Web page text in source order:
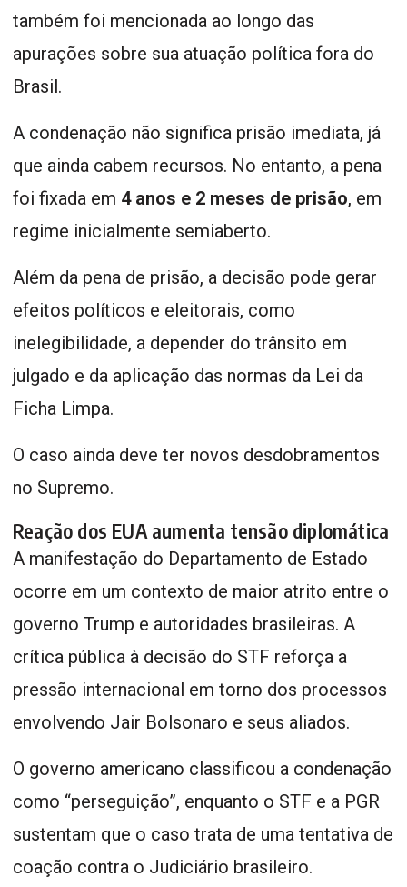
também foi mencionada ao longo das
apurações sobre sua atuação política fora do
Brasil.
A condenação não significa prisão imediata, já
que ainda cabem recursos. No entanto, a pena
foi fixada em 4 anos e 2 meses de prisão, em
regime inicialmente semiaberto.
Além da pena de prisão, a decisão pode gerar
efeitos políticos e eleitorais, como
inelegibilidade, a depender do trânsito em
julgado e da aplicação das normas da Lei da
Ficha Limpa.
O caso ainda deve ter novos desdobramentos
no Supremo.
Reação dos EUA aumenta tensão diplomática
A manifestação do Departamento de Estado
ocorre em um contexto de maior atrito entre o
governo Trump e autoridades brasileiras. A
crítica pública à decisão do STF reforça a
pressão internacional em torno dos processos
envolvendo Jair Bolsonaro e seus aliados.
O governo americano classificou a condenação
como “perseguição”, enquanto o STF e a PGR
sustentam que o caso trata de uma tentativa de
coação contra o Judiciário brasileiro.